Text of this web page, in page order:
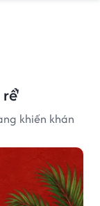
khiến khán